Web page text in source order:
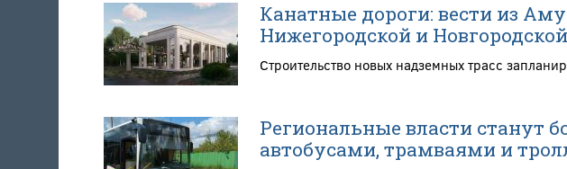
Канатные дороги: вести из
Нижегородской и
Строительство новых надземных трасс
Региональные власти станут
автобусами, трамваями и